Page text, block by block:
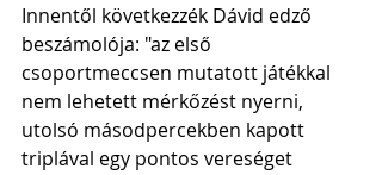
Innentől következzék Dávid edző
beszámolója: "az első
csoportmeccsen mutatott játékkal
nem lehetett mérkőzést nyerni,
utolsó másodpercekben kapott
triplával egy pontos vereséget